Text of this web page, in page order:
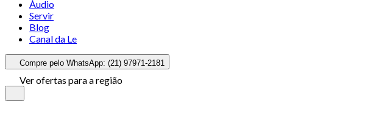
Áudio
Servir
Blog
Canal da Le
Compre pelo WhatsApp: (21) 97971-2181
Ver ofertas para a região